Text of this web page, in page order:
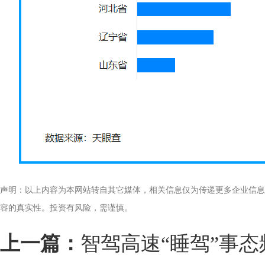
声明：以上内容为本网站转自其它媒体，相关信息仅为传递更多企业信
容的真实性。投资有风险，需谨慎。
上一篇： 智驾高速“睡驾”事